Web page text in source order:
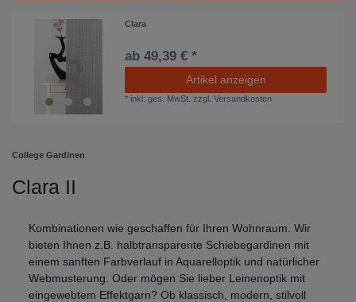
Clara
ab 49,39 € *
Artikel anzeigen
* inkl. ges. MwSt. zzgl.Versandkosten
College Gardinen
Clara II
Kombinationen wie geschaffen für Ihren Wohnraum. Wir
bieten Ihnen z.B. halbtransparente Schiebegardinen mit
einem sanften Farbverlauf in Aquarelloptik und natürlicher
Webmusterung. Oder mögen Sie lieber Leinenoptik mit
eingewebtem Effektgarn? Ob klassisch, modern, stilvoll